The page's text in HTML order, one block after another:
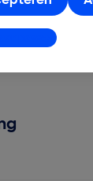
de
heeft in
voor Soort